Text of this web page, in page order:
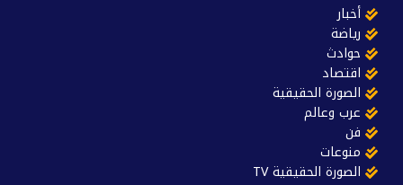
أخبار
رياضة
حوادث
اقتصاد
الصورة الحقيقية
عرب وعالم
فن
منوعات
الصورة الحقيقية TV